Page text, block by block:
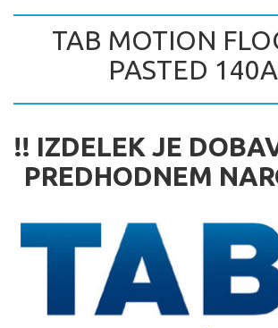
TAB MOTION
PASTED
!! IZDELEK JE
PREDHODNEM